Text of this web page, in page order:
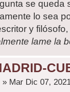
se queda
lo sea
y
lame la
» Mar Dic 07,